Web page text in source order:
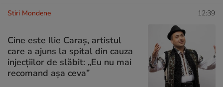
Stiri Mondene 12:39
Cine este Ilie Caraș, artistul
care a ajuns la spital din cauza
injecțiilor de slăbit: „Eu nu mai
recomand așa ceva”